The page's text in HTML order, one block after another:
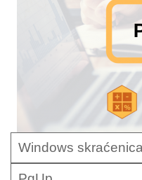
Windows skraćenica